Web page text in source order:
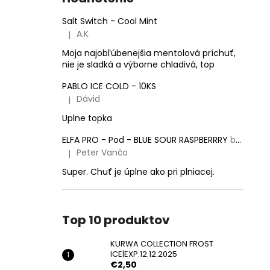
Salt Switch - Cool Mint
Hodnotenie produktu je 5 z 5 hviezdičiek.
| A.K
Moja najobľúbenejšia mentolová príchuť,
nie je sladká a výborne chladivá, top
PABLO ICE COLD - 10KS
Hodnotenie produktu je 5 z 5 hviezdičiek.
| Dávid
Uplne topka
ELFA PRO - Pod - BLUE SOUR RASPBERRRY balenie obsahuje 2 pody!
Hodnotenie produktu je 5 z 5 hviezdičiek.
| Peter Vančo
Super. Chuť je úplne ako pri plniacej.
Top 10 produktov
KURWA COLLECTION FROST
ICE|EXP:12.12.2025
€2,50
KURWA COLLECTION FROST
€2,50
Pôvodne: